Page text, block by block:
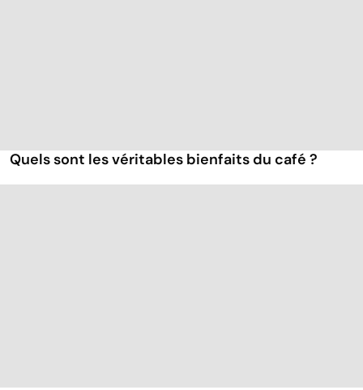
Quels sont les véritables bienfaits du café ?